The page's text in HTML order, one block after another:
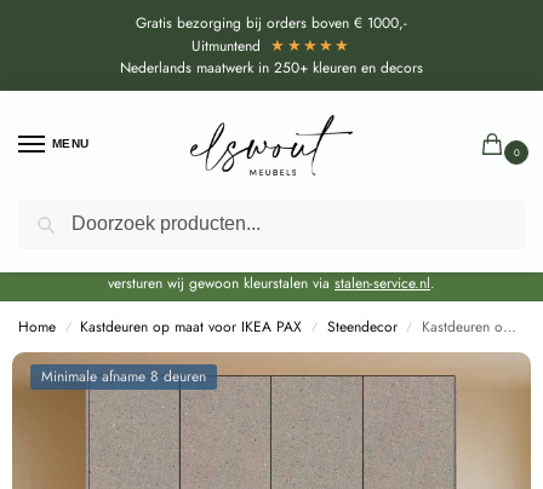
Gratis bezorging bij orders boven € 1000,-
Uitmuntend ★★★★★
Nederlands maatwerk in 250+ kleuren en decors
MENU
0
Door de bouwvakperiode geldt voor alle collecties momenteel een EXTRA
levertijd van circa 3-4 weken bovenop de reguliere levertijd.
versturen wij gewoon kleurstalen via stalen-service.nl.
Home / Kastdeuren op maat voor IKEA PAX / Steendecor / Kastdeuren op maat Concreta Grijs voor IKEA PAX (DecoLegno FC70)
Minimale afname 8 deuren